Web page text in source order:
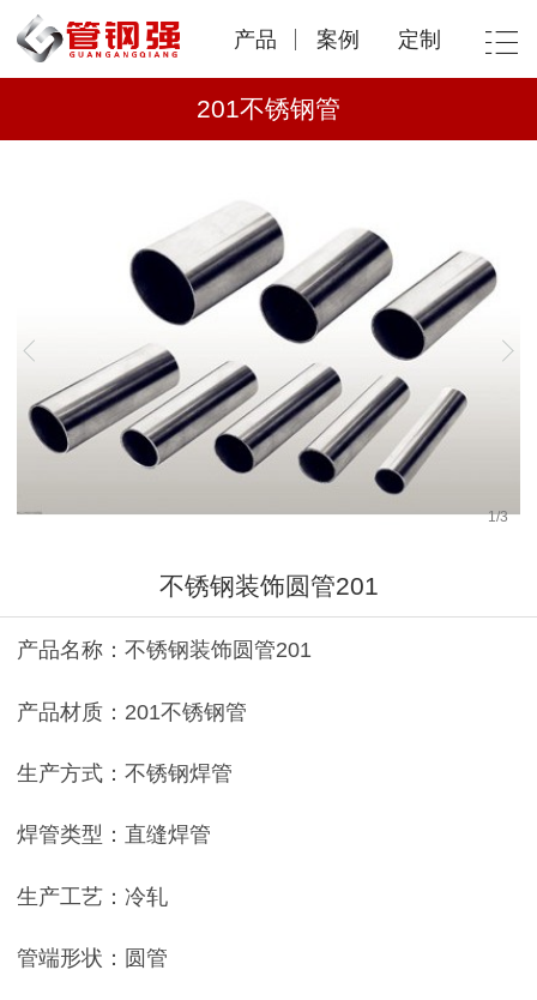
产品 案例 定制
201不锈钢管
1/3
不锈钢装饰圆管201
产品名称：不锈钢装饰圆管201
产品材质：201不锈钢管
生产方式：不锈钢焊管
焊管类型：直缝焊管
生产工艺：冷轧
管端形状：圆管